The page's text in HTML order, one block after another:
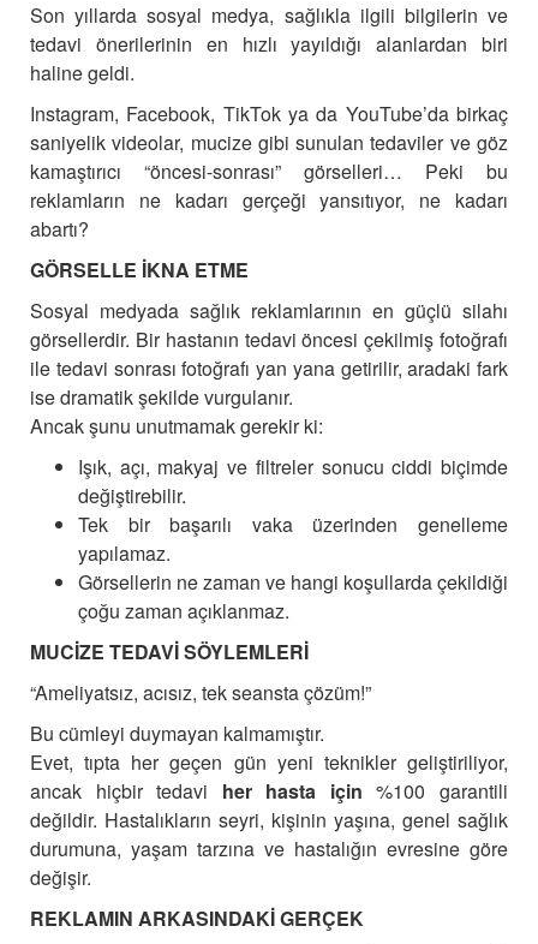
Son yıllarda sosyal medya, sağlıkla ilgili bilgilerin ve
tedavi önerilerinin en hızlı yayıldığı alanlardan biri
haline geldi.
Instagram, Facebook, TikTok ya da YouTube’da birkaç
saniyelik videolar, mucize gibi sunulan tedaviler ve göz
kamaştırıcı “öncesi-sonrası” görselleri… Peki bu
reklamların ne kadarı gerçeği yansıtıyor, ne kadarı
abartı?
GÖRSELLE İKNA ETME
Sosyal medyada sağlık reklamlarının en güçlü silahı
görsellerdir. Bir hastanın tedavi öncesi çekilmiş fotoğrafı
ile tedavi sonrası fotoğrafı yan yana getirilir, aradaki fark
ise dramatik şekilde vurgulanır.
Ancak şunu unutmamak gerekir ki:
Işık, açı, makyaj ve filtreler sonucu ciddi biçimde
değiştirebilir.
Tek bir başarılı vaka üzerinden genelleme
yapılamaz.
Görsellerin ne zaman ve hangi koşullarda çekildiği
çoğu zaman açıklanmaz.
MUCİZE TEDAVİ SÖYLEMLERİ
“Ameliyatsız, acısız, tek seansta çözüm!”
Bu cümleyi duymayan kalmamıştır.
Evet, tıpta her geçen gün yeni teknikler geliştiriliyor,
ancak hiçbir tedavi her hasta için %100 garantili
değildir. Hastalıkların seyri, kişinin yaşına, genel sağlık
durumuna, yaşam tarzına ve hastalığın evresine göre
değişir.
REKLAMIN ARKASINDAKİ GERÇEK